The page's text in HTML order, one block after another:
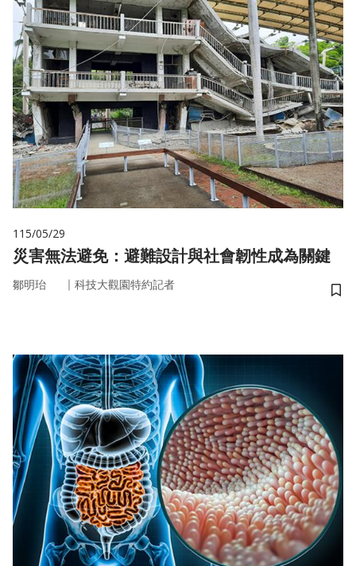
115/05/29
災害無法避免：避難設計與社會韌性成為關鍵
鄒明珆 ｜ 科技大觀園特約記者
儲